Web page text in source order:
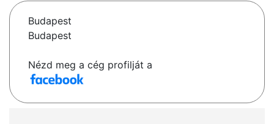
Budapest
Budapest
Nézd meg a cég profilját a